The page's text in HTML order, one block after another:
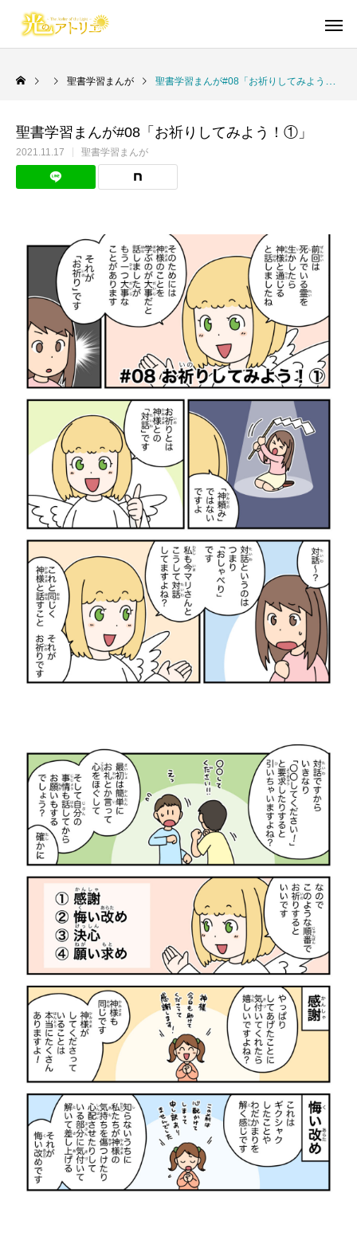
日々のこと
絵柄に本気で悩んだ話
2026.02.28
「光のアトリエ」
2026.01.22
AdobeソフトなしでCMYKカラーのPDFを
つくる方法
2026.06.21
「天使ちゃんまん
結！！
2026.06.10
4コマ漫画「趣味の合う仲間」
2026.05.03
4コマ漫画「乾パン
2025.12.09
御言葉イラスト
自分を磨きつくりなさい
2026.05.07
馬のように走る年
2026.01.09
聖書学習まんが#最終回「またね！天使ち
ゃん」
2026.06.06
【ボイコミ】おし
15〜18話
2026.06.03
クリスマスイラスト2025
2025.12.24
クリスマスイラスト
2024.12.24
古木「命の話」
2022.12.04
古木「汗に溶けた飴
2019.10.21
Warning
/home/cgmbloger/cgm-
短編漫画・読切
イビトの乾パン
2025.12.07
CONQUEST 外伝「
2024.05.21
イビ乾らくがき
2026.02.17
コンクエ2周年＆完
2024.05.29
【ボイコミ】CONQUEST 第一部「暗流」
2023.12.28
CONQUEST 第一
2023.12.11
『イビトの乾パン』書籍を出版しまし
た！！
2026.06.21
『CONQUEST』
ス！！
2024.10.23
Warning
/home/cgmbloger/cgm-
聖書学習まんが 聖書学習まんが#08「お祈りしてみよう！①」
聖書学習まんが#08「お祈りしてみよう！①」
2021.11.17 聖書学習まんが